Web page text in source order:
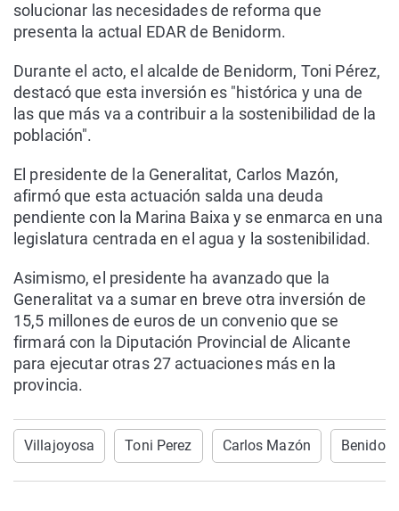
solucionar las necesidades de reforma que
presenta la actual EDAR de Benidorm.
Durante el acto, el alcalde de Benidorm, Toni Pérez,
destacó que esta inversión es "histórica y una de
las que más va a contribuir a la sostenibilidad de la
población".
El presidente de la Generalitat, Carlos Mazón,
afirmó que esta actuación salda una deuda
pendiente con la Marina Baixa y se enmarca en una
legislatura centrada en el agua y la sostenibilidad.
Asimismo, el presidente ha avanzado que la
Generalitat va a sumar en breve otra inversión de
15,5 millones de euros de un convenio que se
firmará con la Diputación Provincial de Alicante
para ejecutar otras 27 actuaciones más en la
provincia.
Villajoyosa Toni Perez Carlos Mazón